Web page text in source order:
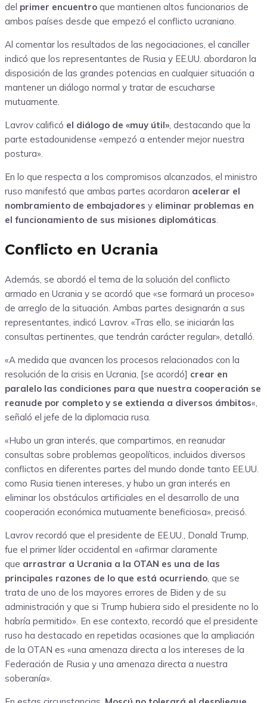
del primer encuentro que mantienen altos funcionarios de
ambos países desde que empezó el conflicto ucraniano.
Al comentar los resultados de las negociaciones, el canciller
indicó que los representantes de Rusia y EE.UU. abordaron la
disposición de las grandes potencias en cualquier situación a
mantener un diálogo normal y tratar de escucharse
mutuamente.
Lavrov calificó el diálogo de «muy útil» , destacando que la
parte estadounidense «empezó a entender mejor nuestra
postura».
En lo que respecta a los compromisos alcanzados, el ministro
ruso manifestó que ambas partes acordaron acelerar el
nombramiento de embajadores y eliminar problemas en
el funcionamiento de sus misiones diplomáticas
Conflicto en Ucrania
Además, se abordó el tema de la solución del conflicto
armado en Ucrania y se acordó que «se formará un proceso»
de arreglo de la situación. Ambas partes designarán a sus
representantes, indicó Lavrov. «Tras ello, se iniciarán las
consultas pertinentes, que tendrán carácter regular», detalló.
«A medida que avancen los procesos relacionados con la
resolución de la crisis en Ucrania, [se acordó] crear en
paralelo las condiciones para que nuestra cooperación se
reanude por completo y se extienda a diversos ámbitos«,
señaló el jefe de la diplomacia rusa.
«Hubo un gran interés, que compartimos, en reanudar
consultas sobre problemas geopolíticos, incluidos diversos
conflictos en diferentes partes del mundo donde tanto EE.UU.
como Rusia tienen intereses, y hubo un gran interés en
eliminar los obstáculos artificiales en el desarrollo de una
cooperación económica mutuamente beneficiosa», precisó.
Lavrov recordó que el presidente de EE.UU., Donald Trump,
fue el primer líder occidental en «afirmar claramente
que arrastrar a Ucrania a la OTAN es una de las
principales razones de lo que está ocurriendo , que se
trata de uno de los mayores errores de Biden y de su
administración y que si Trump hubiera sido el presidente no lo
habría permitido». En ese contexto, recordó que el presidente
ruso ha destacado en repetidas ocasiones que la ampliación
de la OTAN es «una amenaza directa a los intereses de la
Federación de Rusia y una amenaza directa a nuestra
soberanía».